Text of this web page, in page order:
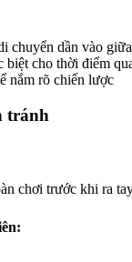
chuyển dần vào giữa
cho thời điểm
nắm rõ chiến lược
tránh
chơi trước khi ra